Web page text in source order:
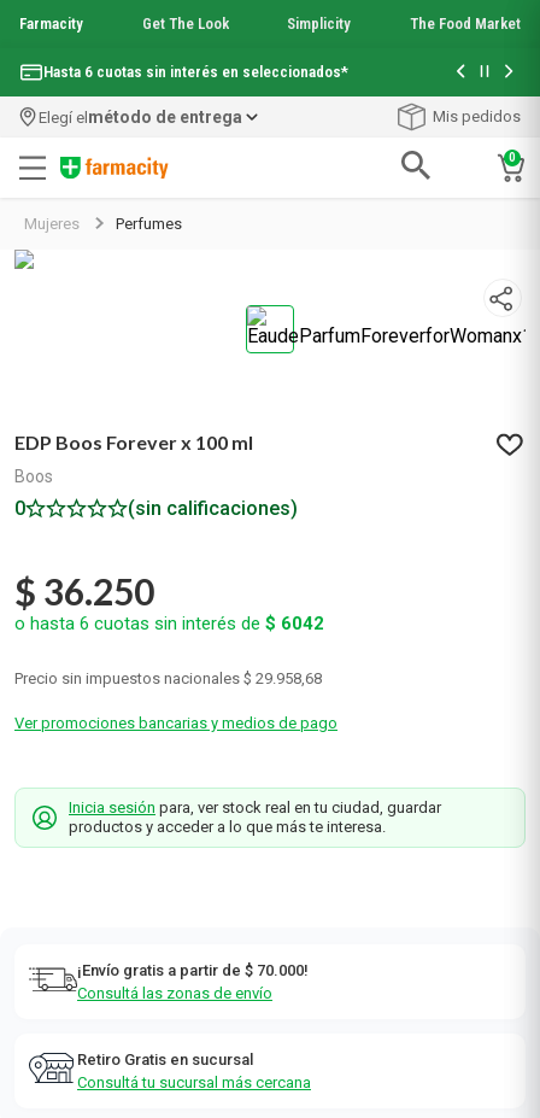
Farmacity Get The Look Simplicity The Food Market
Hasta 6 cuotas sin interés en seleccionados*
Con tu
¡Envío
Elegí elmétodo de entrega Mis pedidos
0
Mujeres Perfumes
EDP Boos Forever x 100 ml
Boos
0 (sin calificaciones)
$ 36.250
o hasta 6 cuotas sin interés de $ 6042
Precio sin impuestos nacionales $ 29.958,68
Ver promociones bancarias y medios de pago
Inicia sesión para, ver stock real en tu ciudad, guardar
productos y acceder a lo que más te interesa.
¡Envío gratis a partir de $ 70.000!
Consultá las zonas de envío
Retiro Gratis en sucursal
Consultá tu sucursal más cercana
2.
8.protector solar
9.serum elvive
10
nyx